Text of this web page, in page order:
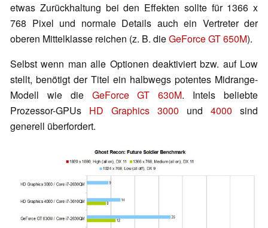
etwas Zurückhaltung bei den Effekten sollte für 1366 x
768 Pixel und normale Details auch ein Vertreter der
oberen Mittelklasse reichen (z. B. dieGeForce GT 650M).
Selbst wenn man alle Optionen deaktiviert bzw. auf Low
stellt, benötigt der Titel ein halbwegs potentes Midrange-
Modell wie die GeForce GT 630M. Intels beliebte
Prozessor-GPUs HD Graphics 3000 und 4000 sind
generell überfordert.